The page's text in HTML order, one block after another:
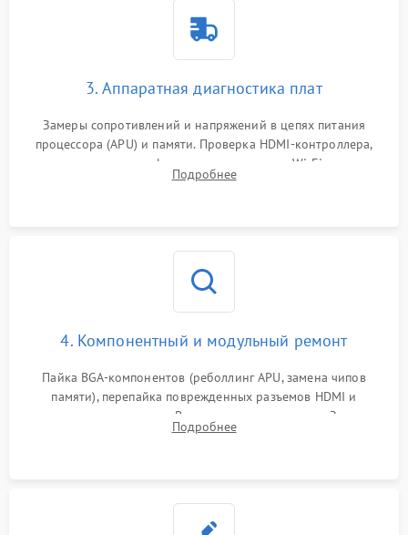
3. Аппаратная диагностика плат
Замеры сопротивлений и напряжений в цепях питания
процессора (APU) и памяти. Проверка HDMI-контроллера,
микросхем флеш-памяти и модуля Wi-Fi
Подробнее
4. Компонентный и модульный ремонт
Пайка BGA-компонентов (реболлинг APU, замена чипов
памяти), перепайка поврежденных разъемов HDMI и
контроллеров питания. Восстановление дорожек. Замена
неисправного жесткого диска, SSD или лазерной головки
Подробнее